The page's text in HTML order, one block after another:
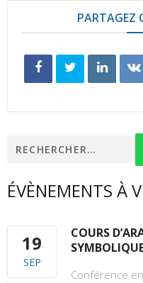
PARTAGEZ
ÉVÈNEMENTS À
19
SEP
COURS
Conférence